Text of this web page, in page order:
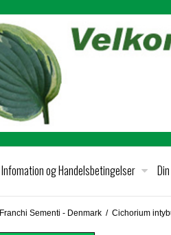
Infomation og Handelsbetingelser
Franchi Sementi - Denmark / Cichorium